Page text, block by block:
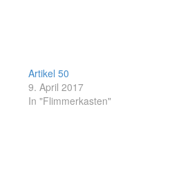
Artikel 50
9. April 2017
In "Flimmerkasten"